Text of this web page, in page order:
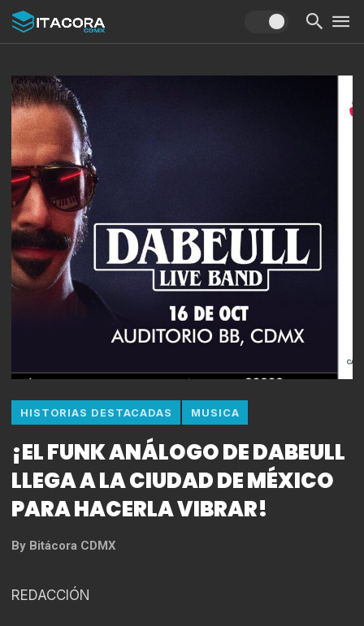
HISTORIAS DESTACADAS MUSICA
¡EL FUNK ANÁLOGO DE DABEULL
LLEGA A LA CIUDAD DE MÉXICO
PARA HACERLA VIBRAR!
By Bitácora CDMX
REDACCIÓN